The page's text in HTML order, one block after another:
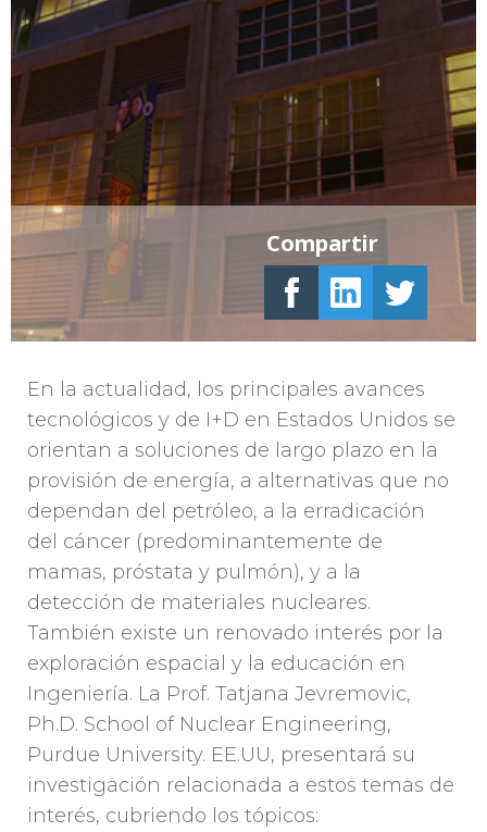
En la actualidad, los principales avances
tecnológicos y de I+D en Estados Unidos se
orientan a soluciones de largo plazo en la
provisión de energía, a alternativas que no
dependan del petróleo, a la erradicación
del cáncer (predominantemente de
mamas, próstata y pulmón), y a la
detección de materiales nucleares.
También existe un renovado interés por la
exploración espacial y la educación en
Ingeniería. La Prof. Tatjana Jevremovic,
Ph.D. School of Nuclear Engineering,
Purdue University. EE.UU, presentará su
investigación relacionada a estos temas de
interés, cubriendo los tópicos:
Compartir